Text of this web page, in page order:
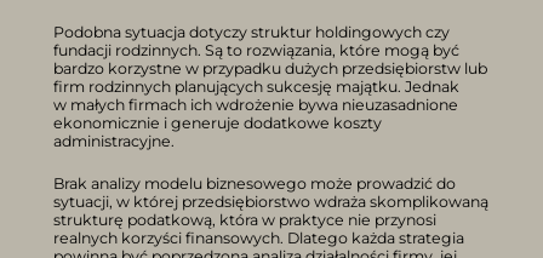
Podobna sytuacja dotyczy struktur holdingowych czy
fundacji rodzinnych. Są to rozwiązania, które mogą być
bardzo korzystne w przypadku dużych przedsiębiorstw lub
firm rodzinnych planujących sukcesję majątku. Jednak
w małych firmach ich wdrożenie bywa nieuzasadnione
ekonomicznie i generuje dodatkowe koszty
administracyjne.
Brak analizy modelu biznesowego może prowadzić do
sytuacji, w której przedsiębiorstwo wdraża skomplikowaną
strukturę podatkową, która w praktyce nie przynosi
realnych korzyści finansowych. Dlatego każda strategia